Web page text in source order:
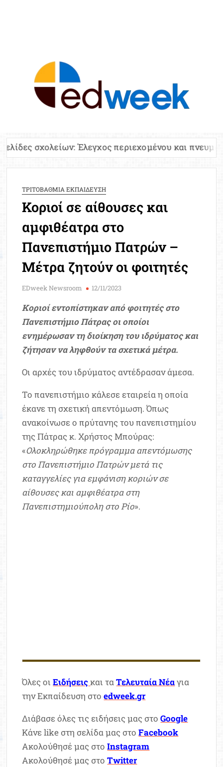
Έλεγχος περιεχομένου και πνευματικών
ΤΡΙΤΟΒΑΘΜΙΑ ΕΚΠΑΙΔΕΥΣΗ
Κοριοί σε αίθουσες και
αμφιθέατρα στο
Πανεπιστήμιο Πατρών –
Μέτρα ζητούν οι φοιτητές
EDweek Newsroom 12/11/2023
Κοριοί εντοπίστηκαν από φοιτητές στο
Πανεπιστήμιο Πάτρας οι οποίοι
ενημέρωσαν τη διοίκηση του ιδρύματος και
ζήτησαν να ληφθούν τα σχετικά μέτρα.
Οι αρχές του ιδρύματος αντέδρασαν άμεσα.
Το πανεπιστήμιο κάλεσε εταιρεία η οποία
έκανε τη σχετική απεντόμωση. Όπως
ανακοίνωσε ο πρύτανης του πανεπιστημίου
της Πάτρας κ. Χρήστος Μπούρας:
«Ολοκληρώθηκε πρόγραμμα απεντόμωσης
στο Πανεπιστήμιο Πατρών μετά τις
καταγγελίες για εμφάνιση κοριών σε
αίθουσες και αμφιθέατρα στη
Πανεπιστημιούπολη στο Ρίο».
Όλες οιΕιδήσειςκαι ταΤελευταία Νέαγια
την Εκπαίδευση στοedweek.gr
Διάβασε όλες τις ειδήσεις μας στοGoogle
Κάνε like στη σελίδα μας στοFacebook
Ακολούθησέ μας στοInstagram
Ακολούθησέ μας στοTwitter